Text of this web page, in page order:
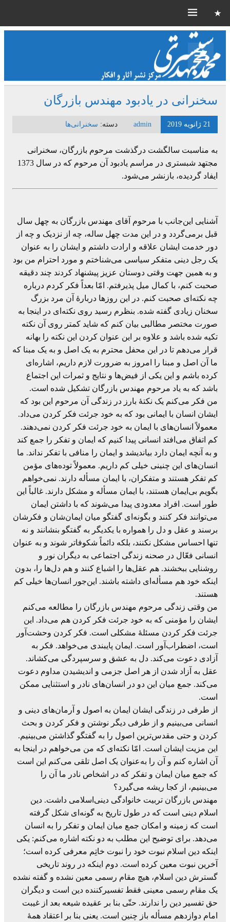
سخنرانی در یادبود مهندس بازرگان
21 ژانویه 2019 admin دسته: سخنرانی‌ها
به مناسبت سالگشت درگذشت مرحوم بازرگان، سخنرانی
مجتهد شبستری در مراسم یادبود آن مرحوم که در سال 1373
ایفاد گردیده، بازنشر می‌شود.
آشنایی این‌جانب با مرحوم آقای مهندس بازرگان به چهل سال
قبل برمی‌گردد و در این مدت چهل ساله، چه از نزدیک و چه از
دور خدمت ایشان علاقه و ارادت داشتم و ایشان را به عنوان
یک رجل دینی متفکر سیاسی می‌شناختم و مورد احترام من بود
و به همین جهت وقتی دوستان عزیز پیشنهاد کردند چند دقیقه
صحبت کنم، با کمال میل پذیرفتم. امّا بعداً فکر کردم درباره
چه نکته‌ای صحبت کنم. در این روزها دربارۀ آن مرد بزرگ
سخنان زیادی گفته شده. بنظرم رسید روی نکته‌ای در اینجا به
صورت مختصر مطالبی بیان کنم که شاید کمتر روی آن نکته
تکیه شده باشد و علاوه بر این عنوان کردن این نکته را بهانه
قرار می‌دهم تا در این محفل محترم به یک اصل و به یک مبنا که
ما آن اصل و مبنا را امروز به ضرورت لازم داریم، اشاره‌ای
کرده باشم و این یکی از فیض‌ها و نتایج و ثمرات این اجتماع
باشد که به یاد مرحوم مهندس بازرگان تشکیل شده است.
من فکر می‌کنم یک نکتۀ بارز در زندگی آن مرحوم این بود که
ایشان انسان با ایمانی بود که به خود جرئت فکر کردن می‌داد.
معمولاً انسان‌های با ایمان به خود جرئت فکر کردن نمی‌دهند.
کم اتفاق می‌افتد انسانی پیدا کنیم که ایمان و تفکر را جمع کند
و به آنچه ایمان دارد بیاندیشد و ایمان را منافی با تفکر نداند. ما
انسان‌های این چنینی خیلی کم داریم. معمولاً توده‌های مؤمن
کم تفکر هستند و متفکران، با ایمان مسأله دارند. نمی‌خواهم
بگویم بی‌ایمان هستند، با ایمان مسأله و مشکل دارند. غالباً این
طور است. افراد معدودی پیدا می‌شوند که با داشتن ایمان
می‌توانند فکر کنند و بگونه‌ای گفتگو میان ایمان‌شان و فکرشان
برسند و عقل و دل را همواره با یکدیگر به گفتگو بنشانند و نه
تنها احساس مشکل نکنند، بلکه دائماً شکوفاتر شوند و به عنوان
انسانی فعّال در صحنه زندگی اجتماعی به دیگران نور و
روشنایی ببخشند. هم عقل‌ها را اشباع کنند و هم دل‌ها را، بدون
اینکه خود هم مسأله‌ای داشته باشند. این‌جور انسان‌ها خیلی کم
هستند.
من وقتی زندگی مرحوم مهندس بازرگان را مطالعه می‌کنم
ایشان را مؤمنی که به خود جرئت فکر کردن هم می‌داد. این
جرئت فکر کردن مسئلۀ مشکلی است. فکر کردن وحشت‌آور
است، اضطراب‌آور است. ایمان پایبندی می‌خواهد. فکر به
آزادی دعوت می‌کند. دل به عشق و سرسپردگی می‌کشاند.
عقل به آزاد شدن از هر اصل جزمی و اندیشیدن مداوم دعوت
می‌کند. جمع میان این دو در انسان‌های نادر و استثنایی ممکن
است.
از طرفی در زندگی ایشان ایمان به اصول و آرمان‌های دینی و
انسانی می‌بینیم و از طرفی دیگر نوشتن و فکر کردن و بحث
کردن و حتی مقدس‌ترین اصول را به گفتگو گذاشتن می‌بینیم.
این مزیت ایشان است. امّا نکته‌ای که من می‌خواهم در اینجا به
آن اشاره کنم و آن را به‌عنوان یک اصل تلقی می‌کنم این است
که جمع میان ایمان و تفکر که در اشخاص نادر ما آن را
می‌بینیم، از کجا ریشه می‌گیرد؟
مهندس بازرگان تربیت خانوادگی دینی‌اسلامی داشت. دین
اسلام دینی است که در طول تاریخ به گونه‌ای شکل گرفته
است که زمینه و امکان جمع میان ایمان و تفکر را به انسان
می‌دهد. برای توضیح این مطلب به دو نکته اشاره می‌کنم: یکی
اینکه دین اسلام نبوت خود را نبوت خاتِم معرفی کرده است؛
آخرین نبوت معین کرده است. دوم اینکه در روند تاریخی
گسترش دین اسلام، هیچ مقام رسمی معین نشده و گفته نشده
یک مقام رسمی معینی فقط تفسیرکننده دین است و دیگران
حق تفسیر دین را ندارند. حتّی بنا بر عقیده شیعه بعد از غیبت
امام دوازدهم مسأله باز چنین است. یعنی بنا بر اعتقاد همۀ